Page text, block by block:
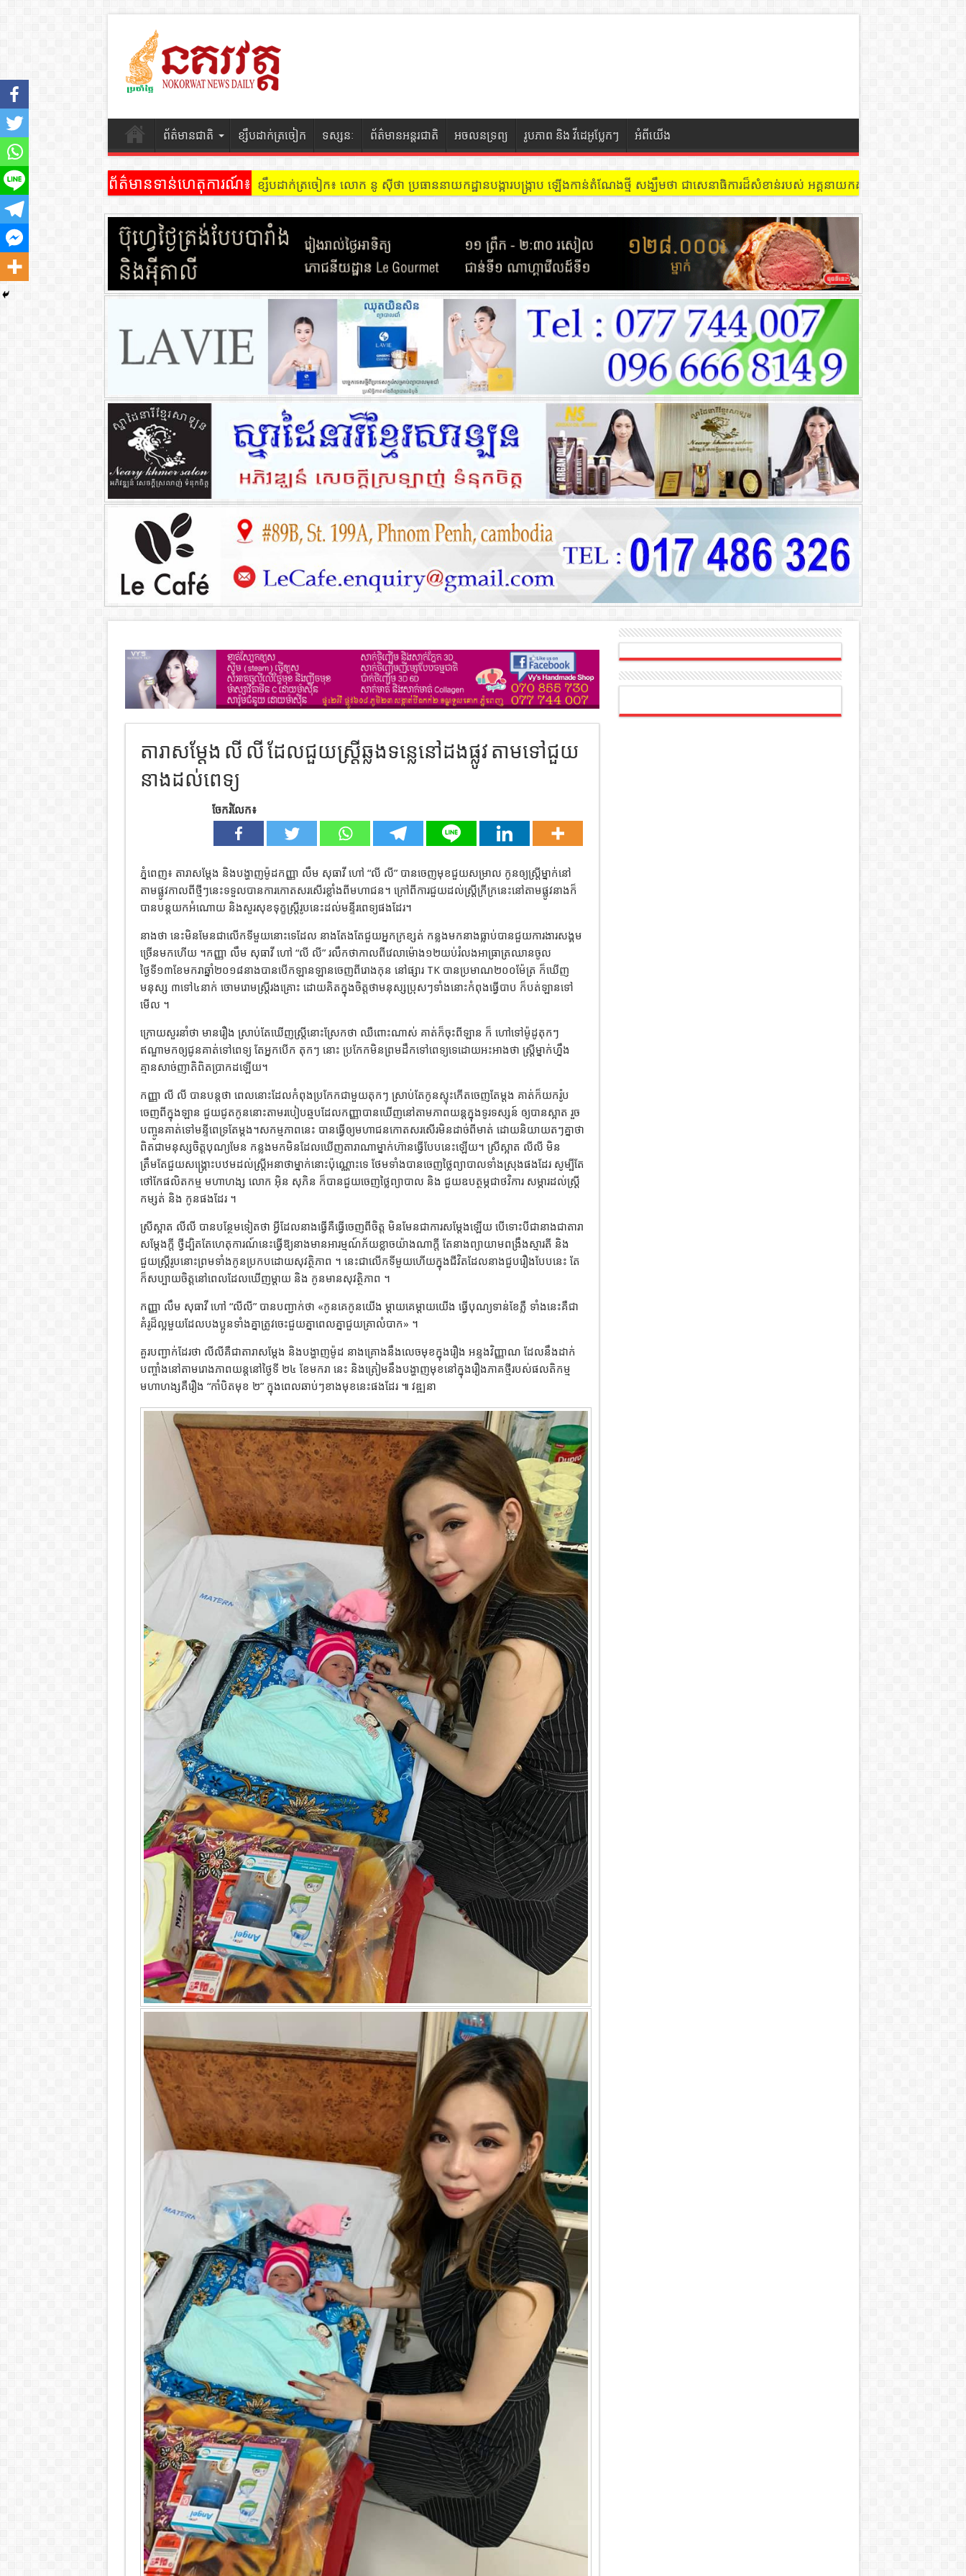
ព័ត៌មានជាតិ ខ្សឹបដាក់ត្រចៀក ទស្សនៈ ព័ត៌មានអន្តរជាតិ អចលនទ្រព្យ រូបភាព និង វីដេអូប្លែកៗ អំពីយើង
ព័ត៌មានទាន់ហេតុការណ៍៖ ខ្សឹបដាក់ត្រចៀក ៖ អគារ Sky 31 នៅខណ្ឌទួលគោក មានអ្នកជួលបន្ទប់បើកល្បែងសុីសង នៅជាន់ទី៩ បន្ទប់ ៩០២ !
តារាសម្តែង លី លី ដែលជួយស្ត្រីឆ្លងទន្លេនៅដងផ្លូវ តាមទៅជួយ
នាងដល់ពេទ្យ
ចែករំលែក៖
ភ្នំពេញ៖ តារាសម្តែង និងបង្ហាញម៉ូដកញ្ញា លឹម សុធាវី ហៅ “លី លី” បានចេញមុខជួយសម្រាល កូនឲ្យស្រ្តីម្នាក់នៅ
តាមផ្លូវកាលពីថ្មីៗនេះទទួលបានការកោតសរសើរខ្លាំងពីមហាជន។ ក្រៅពីការជួយដល់ស្ត្រីក្រីក្រនេះនៅតាមផ្លូវនាងក៏
បានបន្តយកអំណោយ និងសួរសុខទុក្ខស្រ្តីរូបនេះដល់មន្ទីរពេទ្យផងដែរ។
នាងថា នេះមិនមែនជាលើកទីមួយនោះទេដែល នាងតែងតែជួយអ្នកក្រខ្សត់ កន្លងមកនាងធ្លាប់បានជួយការងារសង្គម
ច្រើនមកហើយ ។កញ្ញា លឹម សុធាវី ហៅ “លី លី” រលឹកថាកាលពីវេលាម៉ោង១២យប់រំលងអាធ្រាត្រឈានចូល
ថ្ងៃទី១៣ខែមករាឆ្នាំ២០១៨នាងបានបើកឡានឡានចេញពីរោងកុន នៅផ្សារ TK បានប្រមាណ២០០ម៉ែត្រ ក៏ឃើញ
មនុស្ស ៣ទៅ៤នាក់ ចោមរោមស្រ្តីរងគ្រោះ ដោយគិតក្នុងចិត្តថាមនុស្សប្រុសៗទាំងនោះកំពុងធ្វើបាប ក៏បត់ឡានទៅ
មើល ។
ក្រោយសួរនាំថា មានរឿង ស្រាប់តែឃើញស្រ្តីនោះស្រែកថា ឈឺពោះណាស់ គាត់ក៏ចុះពីឡាន ក៏ ហៅទៅម៉ូដូតុកៗ
ឥណ្ឌាមកឲ្យជូនគាត់ទៅពេទ្យ តែអ្នកបើក តុកៗ នោះ ប្រកែកមិនព្រមដឹកទៅពេទ្យទេដោយអះអាងថា ស្ត្រីម្នាក់ហ្នឹង
គ្មានសាច់ញាតិពិតប្រាកដឡើយ។
កញ្ញា លី លី បានបន្តថា ពេលនោះដែលកំពុងប្រកែកជាមួយតុកៗ ស្រាប់តែកូនស្ទុះកើតចេញតែម្តង គាត់ក៏យករ៉ូប
ចេញពីក្នុងឡាន ជួយជូតកូននោះតាមរបៀបឆ្មបដែលកញ្ញាបានឃើញនៅតាមភាពយន្តក្នុងទូរទស្សន៍ ឲ្យបានស្អាត រួច
បញ្ចូនគាត់ទៅមន្ទីពេទ្រតែម្តង។សកម្មភាពនេះ បានធ្វើឲ្យមហាជនកោតសរសើរមិនដាច់ពីមាត់ ដោយនិយាយតៗគ្នាថា
ពិតជាមនុស្សចិត្តបុណ្យមែន កន្លងមកមិនដែលឃើញតារាណាម្នាក់ហ៊ានធ្វើបែបនេះឡើយ។ ស្រីស្អាត លីលី មិន
ត្រឹមតែជួយសង្គ្រោះបឋមដល់ស្ត្រីអនាថាម្នាក់នោះប៉ុណ្ណោះទេ ថែមទាំងបានចេញថ្លៃព្យាបាលទាំងស្រុងផងដែរ សូម្បីតែ
ថៅកែផលិតកម្ម មហាហង្ស លោក អ៊ិន សុភិន ក៏បានជួយចេញថ្លៃព្យាបាល និង ជួយឧបត្ថម្ភជាថវិការ សម្ភារដល់ស្ត្រី
កម្សត់ និង កូនផងដែរ ។
ស្រីស្អាត លីលី បានបន្ថែមទៀតថា អ្វីដែលនាងធ្វើគឺធ្វើចេញពីចិត្ត មិនមែនជាការសម្តែងឡើយ បើទោះបីជានាងជាតារា
សម្តែងក្តី ថ្វីដ្បិតតែហេតុការណ៍នេះធ្វើឱ្យនាងមានអារម្មណ៍ភ័យខ្លាចយ៉ាងណាក្តី តែនាងព្យាយាមពង្រឹងស្មារតី និង
ជួយស្ត្រីរូបនោះព្រមទាំងកូនប្រកបដោយសុវត្ថិភាព ។ នេះជាលើកទីមួយហើយក្នុងជីវិតដែលនាងជួបរឿងបែបនេះ តែ
ក៏សប្បាយចិត្តនៅពេលដែលឃើញម្តាយ និង កូនមានសុវត្ថិភាព ។
កញ្ញា លឹម សុធាវី ហៅ “លីលី” បានបញ្ជាក់ថា «កូនគេកូនយើង ម្តាយគេម្តាយយើង ធ្វើបុណ្យទាន់ខែភ្លឺ ទាំងនេះគឺជា
គំរូដ៏ល្អមួយដែលបងប្អូនទាំងគ្នាត្រូវចេះជួយគ្នាពេលគ្នាជួយគ្រាលំបាក» ។
គួរបញ្ជាក់ដែរថា លីលីគឺជាតារាសម្តែង និងបង្ហាញម៉ូដ នាងគ្រោងនឹងលេចមុខក្នុងរឿង អន្ទងវិញ្ញាណ ដែលនឹងដាក់
បញ្ចាំងនៅតាមរោងភាពយន្តនៅថ្ងៃទី ២៤ ខែមករា នេះ និងត្រៀម​នឹង​បង្ហាញមុខ​នៅក្នុង​រឿងភាគថ្មីរបស់ផលតិកម្ម
មហាហង្សគឺរឿង “កាំបិត​មុខ ​២” ក្នុងពេល​ឆាប់ៗ​ខាងមុខនេះផងដែរ ៕ ​វឌ្ឍនា